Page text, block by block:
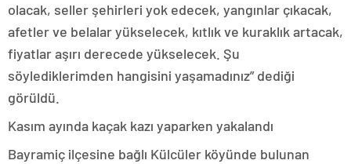
olacak, seller şehirleri yok edecek, yangınlar çıkacak,
afetler ve belalar yükselecek, kıtlık ve kuraklık artacak,
fiyatlar aşırı derecede yükselecek. Şu
söylediklerimden hangisini yaşamadınız” dediği
görüldü.
Kasım ayında kaçak kazı yaparken yakalandı
Bayramiç ilçesine bağlı Külcüler köyünde bulunan